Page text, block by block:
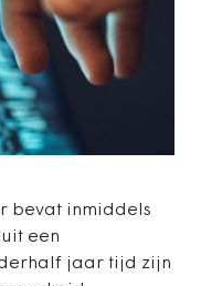
bevat inmiddels
een
jaar tijd zijn